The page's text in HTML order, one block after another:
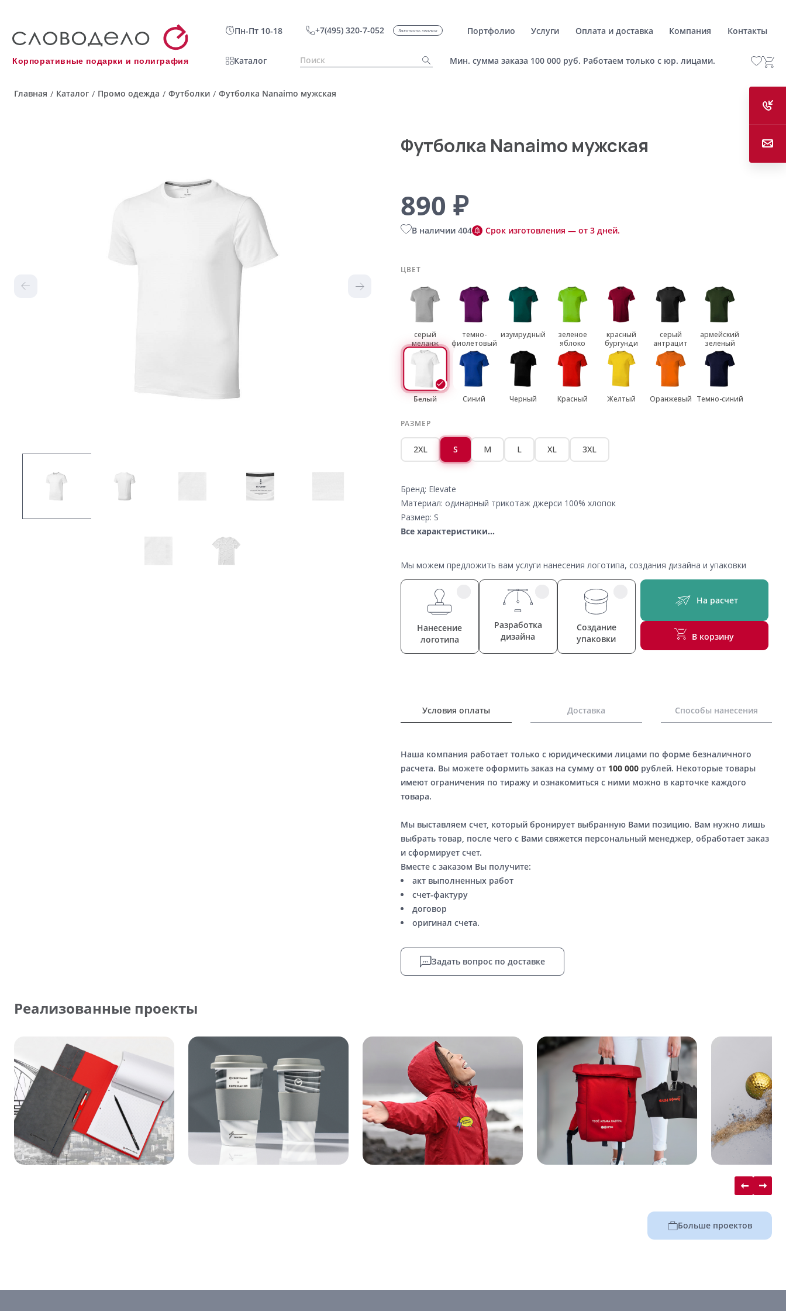
Корпоративные подарки и полиграфия
Пн-Пт 10-18 +7(495) 320-7-052 Заказать звонок Портфолио Услуги Оплата и доставка Компания Контакты
Каталог Мин. сумма заказа 100 000 руб. Работаем только с юр. лицами.
Главная / Каталог / Промо одежда / Футболки / Футболка Nanaimo мужская
Футболка Nanaimo мужская
890 ₽
В наличии 404 Срок изготовления — от 3 дней.
ЦВЕТ
серый
меланж
темно-
фиолетовый
изумрудный
зеленое
яблоко
красный
бургунди
серый
антрацит
армейский
зеленый
Белый Синий Черный Красный Желтый Оранжевый Темно-синий
РАЗМЕР
2XL S M L XL 3XL
Бренд: Elevate
Материал: одинарный трикотаж джерси 100% хлопок
Размер: S
Все характеристики...
Мы можем предложить вам услуги нанесения логотипа, создания дизайна и упаковки
Нанесение
логотипа
Разработка
дизайна
Создание
упаковки
На расчет
В корзину
Условия оплаты Доставка Способы нанесения
Наша компания работает только с юридическими лицами по форме безналичного
расчета. Вы можете оформить заказ на сумму от 100 000рублей. Некоторые товары
имеют ограничения по тиражу и ознакомиться с ними можно в карточке каждого
товара.
Мы выставляем счет, который бронирует выбранную Вами позицию. Вам нужно лишь
выбрать товар, после чего с Вами свяжется персональный менеджер, обработает заказ
и сформирует счет.
Вместе с заказом Вы получите:
акт выполненных работ
счет-фактуру
договор
оригинал счета.
Задать вопрос по доставке
Реализованные проекты
Больше проектов